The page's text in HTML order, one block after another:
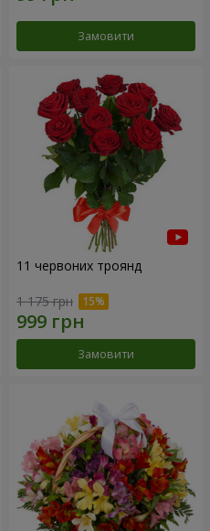
Замовити
11 червоних троянд
1 175 грн
Замовити